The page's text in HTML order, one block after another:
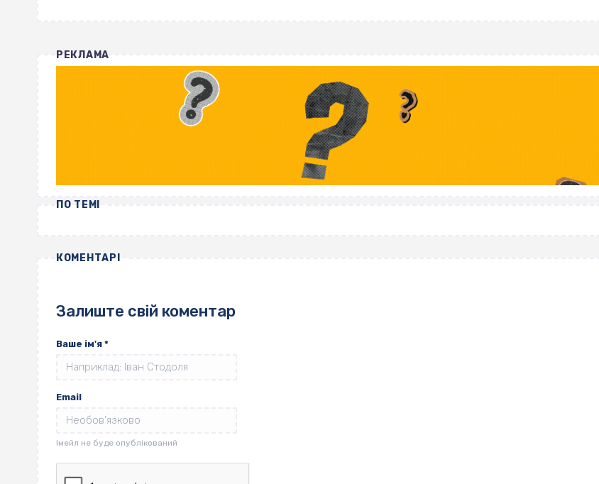
РЕКЛАМА
ПО ТЕМІ
КОМЕНТАРІ
Залиште свій коментар
Ваше ім'я *
Email